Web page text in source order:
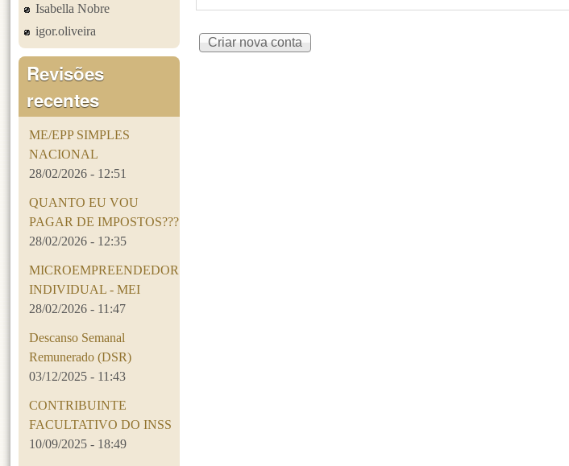
Isabella Nobre
igor.oliveira
Revisões
recentes
ME/EPP SIMPLES
NACIONAL
28/02/2026 - 12:51
QUANTO EU VOU
PAGAR DE IMPOSTOS???
28/02/2026 - 12:35
MICROEMPREENDEDOR
INDIVIDUAL - MEI
28/02/2026 - 11:47
Descanso Semanal
Remunerado (DSR)
03/12/2025 - 11:43
CONTRIBUINTE
FACULTATIVO DO INSS
10/09/2025 - 18:49